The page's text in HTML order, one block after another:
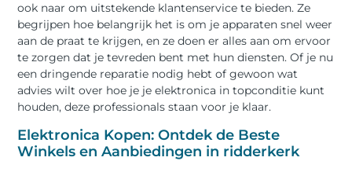
ook naar om uitstekende klantenservice te bieden. Ze
begrijpen hoe belangrijk het is om je apparaten snel weer
aan de praat te krijgen, en ze doen er alles aan om ervoor
te zorgen dat je tevreden bent met hun diensten. Of je nu
een dringende reparatie nodig hebt of gewoon wat
advies wilt over hoe je je elektronica in topconditie kunt
houden, deze professionals staan voor je klaar.
Elektronica Kopen: Ontdek de Beste
Winkels en Aanbiedingen in ridderkerk